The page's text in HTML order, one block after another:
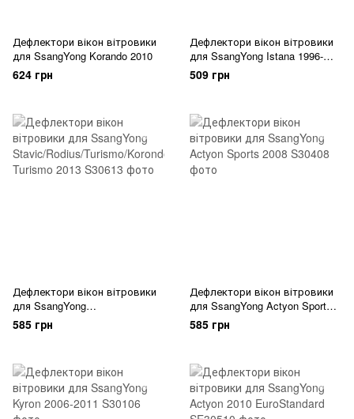
Дефлектори вікон вітровики
для SsangYong Korando 2010
624 грн
Дефлектори вікон вітровики
для SsangYong Istana 1996-
2003
509 грн
Дефлектори вікон вітровики
для SsangYong
Stavic/Rodius/Turismo/Korondo
Turismo 2013
585 грн
Дефлектори вікон вітровики
для SsangYong Actyon Sports
2008
585 грн